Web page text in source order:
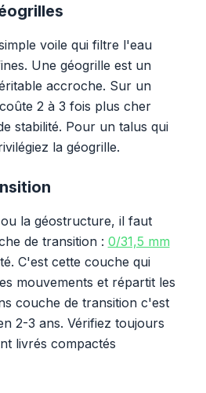
voile qui filtre l'eau
Une géogrille est un
accroche. Sur un
2 à 3 fois plus cher
stabilité. Pour un talus qui
la géogrille.
la géostructure, il faut
de transition : 0/31,5 mm
C'est cette couche qui
mouvements et répartit les
couche de transition c'est
2-3 ans. Vérifiez toujours
livrés compactés